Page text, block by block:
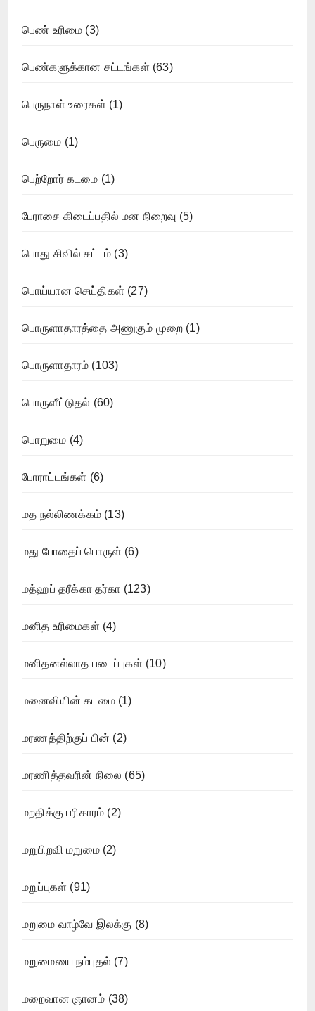
பெண் உரிமை (3)
பெண்களுக்கான சட்டங்கள் (63)
பெருநாள் உரைகள் (1)
பெருமை (1)
பெற்றோர் கடமை (1)
பேராசை கிடைப்பதில் மன நிறைவு (5)
பொது சிவில் சட்டம் (3)
பொய்யான செய்திகள் (27)
பொருளாதாரத்தை அணுகும் முறை (1)
பொருளாதாரம் (103)
பொருளீட்டுதல் (60)
பொறுமை (4)
போராட்டங்கள் (6)
மத நல்லிணக்கம் (13)
மது போதைப் பொருள் (6)
மத்ஹப் தரீக்கா தர்கா (123)
மனித உரிமைகள் (4)
மனிதனல்லாத படைப்புகள் (10)
மனைவியின் கடமை(1)
மரணத்திற்குப் பின் (2)
மரணித்தவரின் நிலை (65)
மறதிக்கு பரிகாரம் (2)
மறுபிறவி மறுமை(2)
மறுப்புகள் (91)
மறுமை வாழ்வே இலக்கு (8)
மறுமையை நம்புதல் (7)
மறைவான ஞானம் (38)